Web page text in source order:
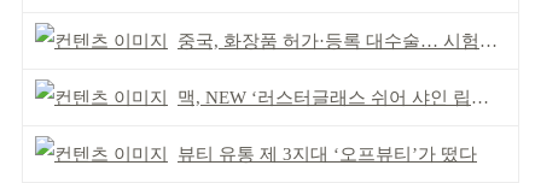
중국, 화장품 허가·등록 대수술… 시험자료 공용 허용
맥, NEW ‘러스터글래스 쉬어 샤인 립스틱’ 출시
뷰티 유통 제 3지대 ‘오프뷰티’가 떴다